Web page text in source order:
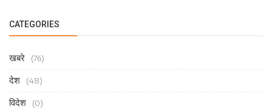
CATEGORIES
खबरे (76)
देश (48)
विदेश (0)